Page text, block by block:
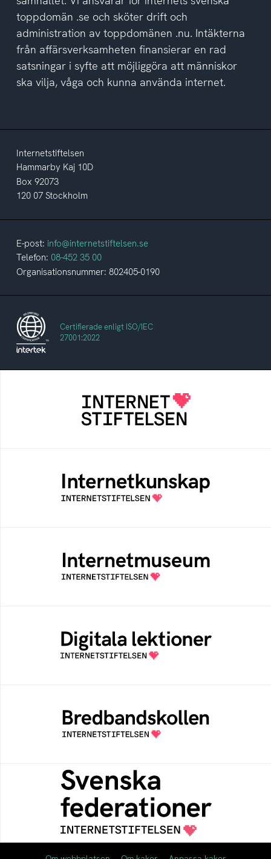
toppdomän .se och sköter drift och
administration av toppdomänen .nu. Intäkterna
från affärsverksamheten finansierar en rad
satsningar i syfte att möjliggöra att människor
ska vilja, våga och kunna använda internet.
Internetstiftelsen
Hammarby Kaj 10D
Box 92073
120 07 Stockholm
E-post: info@internetstiftelsen.se
Telefon: 08-452 35 00
Organisationsnummer: 802405-0190
Certifierade enligt ISO/IEC
27001:2022
Internetstiftelsen verkar för ett internet som
bidrar positivt till människan och samhället
Samlad kunskap som hjälper dig att bli en
säker och medveten internetanvändare
Ett digitalt museum som byggts, och kureras
av Internetstiftelsen
Öppen digital lärresurs med färdiga lektioner
för alla stadier i grundskolan
Bredbandskollen är ett oberoende
konsumentverktyg som drivs av
Internetstiftelsen
Svenska federationer
Grunden för medlemskap i en sektors- eller
kontextspecifik federation